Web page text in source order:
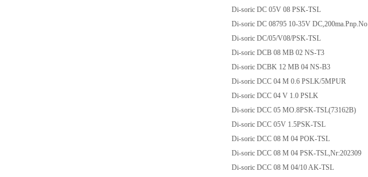
Di-soric DC 05V 08 PSK-TSL
Di-soric DC 08795 10-35V DC,200ma.Pnp.No
Di-soric DC/05/V08/PSK-TSL
Di-soric DCB 08 MB 02 NS-T3
Di-soric DCBK 12 MB 04 NS-B3
Di-soric DCC 04 M 0.6 PSLK/5MPUR
Di-soric DCC 04 V 1.0 PSLK
Di-soric DCC 05 MO.8PSK-TSL(73162B)
Di-soric DCC 05V 1.5PSK-TSL
Di-soric DCC 08 M 04 POK-TSL
Di-soric DCC 08 M 04 PSK-TSL,Nr:202309
Di-soric DCC 08 M 04/10 AK-TSL